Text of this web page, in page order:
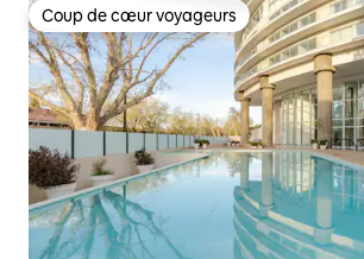
Coup de cœur voyageurs
Coup de cœur voyageurs